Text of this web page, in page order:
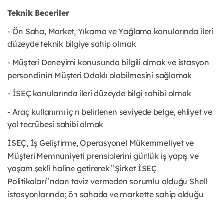
Teknik Beceriler
- Ön Saha, Market, Yıkama ve Yağlama konularında ileri
düzeyde teknik bilgiye sahip olmak
- Müşteri Deneyimi konusunda bilgili olmak ve istasyon
personelinin Müşteri Odaklı olabilmesini sağlamak
- İSEÇ konularında ileri düzeyde bilgi sahibi olmak
- Araç kullanımı için belirlenen seviyede belge, ehliyet ve
yol tecrübesi sahibi olmak
İSEÇ, İş Geliştirme, Operasyonel Mükemmeliyet ve
Müşteri Memnuniyeti prensiplerini günlük iş yapış ve
yaşam şekli haline getirerek ’’Şirket İSEÇ
Politikaları’’ndan taviz vermeden sorumlu olduğu Shell
istasyonlarında; ön sahada ve markette sahip olduğu